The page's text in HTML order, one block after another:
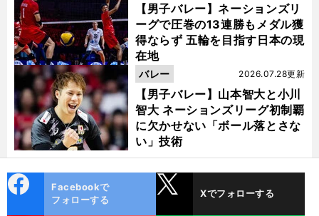
【男子バレー】ネーションズリ
ーグで圧巻の13連勝もメダル獲
得ならず 五輪を目指す日本の現
在地
【男子バレー】山本智大と小川
智大 ネーションズリーグ初制覇
に欠かせない「ボール落とさな
い」技術
2026.07.28更新
バレー
ok
Facebookで
フォローする
Xでフォローする